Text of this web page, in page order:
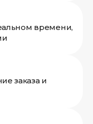
времени,
заказа и